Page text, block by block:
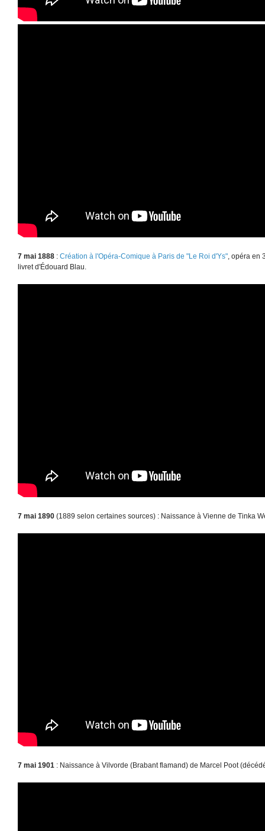
7 mai 1888 : Création à l'Opéra-Comique à Paris de "Le Roi d'Ys" , opéra en
livret d'Édouard Blau.
7 mai 1890 (1889 selon certaines sources) : Naissance à Vienne de Tinka
7 mai 1901 : Naissance à Vilvorde (Brabant flamand) de Marcel Poot